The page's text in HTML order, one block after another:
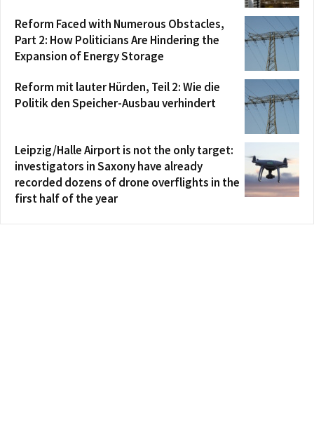
Reform Faced with Numerous Obstacles,
Part 2: How Politicians Are Hindering the
Expansion of Energy Storage
Reform mit lauter Hürden, Teil 2: Wie die
Politik den Speicher-Ausbau verhindert
Leipzig/Halle Airport is not the only target:
investigators in Saxony have already
recorded dozens of drone overflights in the
first half of the year